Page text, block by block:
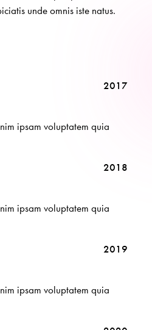
unde omnis iste natus.
2017
ipsam voluptatem quia
2018
ipsam voluptatem quia
2019
ipsam voluptatem quia